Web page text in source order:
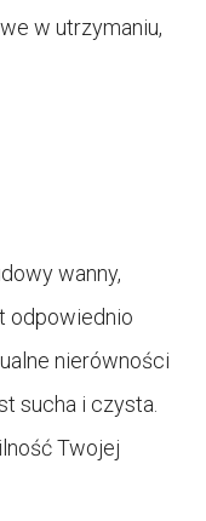
w utrzymaniu,
wanny,
odpowiednio
nierówności
sucha i czysta.
Twojej